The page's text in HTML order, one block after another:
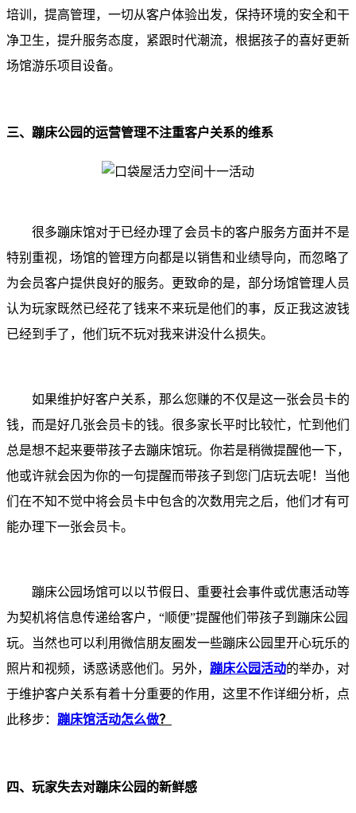
培训，提高管理，一切从客户体验出发，保持环境的安全和干
净卫生，提升服务态度，紧跟时代潮流，根据孩子的喜好更新
场馆游乐项目设备。
三、蹦床公园的运营管理不注重客户关系的维系
很多蹦床馆对于已经办理了会员卡的客户服务方面并不是
特别重视，场馆的管理方向都是以销售和业绩导向，而忽略了
为会员客户提供良好的服务。更致命的是，部分场馆管理人员
认为玩家既然已经花了钱来不来玩是他们的事，反正我这波钱
已经到手了，他们玩不玩对我来讲没什么损失。
如果维护好客户关系，那么您赚的不仅是这一张会员卡的
钱，而是好几张会员卡的钱。 很多家长平时比较忙，忙到他们
总是想不起来要带孩子去蹦床馆玩。你若是稍微提醒他一下，
他或许就会因为你的一句提醒而带孩子到您门店玩去呢！当他
们在不知不觉中将会员卡中包含的次数用完之后，他们才有可
能办理下一张会员卡。
蹦床公园场馆可以以节假日、重要社会事件或优惠活动等
为契机将信息传递给客户，“顺便”提醒他们带孩子到蹦床公园
玩。当然也可以利用微信朋友圈发一些蹦床公园里开心玩乐的
照片和视频，诱惑诱惑他们。另外， 蹦床公园活动的举办，对
于维护客户关系有着十分重要的作用，这里不作详细分析，点
此移步： 蹦床馆活动怎么做？
四、玩家失去对蹦床公园的新鲜感